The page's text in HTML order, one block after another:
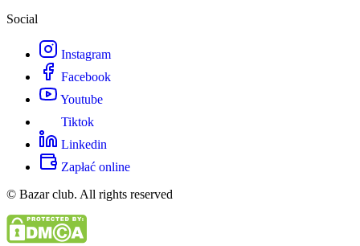
Social
Instagram
Facebook
Youtube
Tiktok
Linkedin
Zapłać online
© Bazar club. All rights reserved